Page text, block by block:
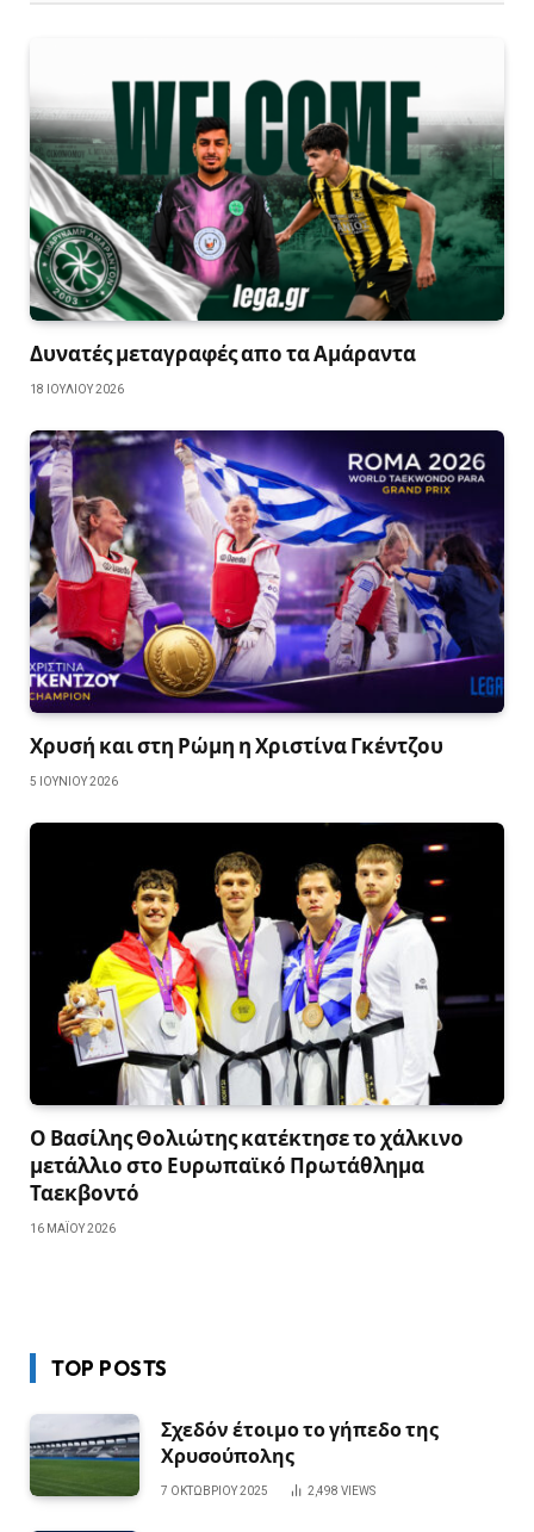
Δυνατές μεταγραφές απο τα Αμάραντα
18 ΙΟΥΛΊΟΥ 2026
Χρυσή και στη Ρώμη η Χριστίνα Γκέντζου
5 ΙΟΥΝΊΟΥ 2026
Ο Βασίλης Θολιώτης κατέκτησε το χάλκινο
μετάλλιο στο Ευρωπαϊκό Πρωτάθλημα
Ταεκβοντό
16 ΜΑΪ́ΟΥ 2026
TOP POSTS
Σχεδόν έτοιμο το γήπεδο της
Χρυσούπολης
7 ΟΚΤΩΒΡΊΟΥ 2025 2,498 VIEWS